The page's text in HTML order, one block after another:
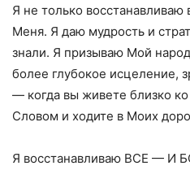
Я не только
Меня. Я даю мудрость и
знали. Я призываю Мой
более глубокое исцеление,
— когда вы живете близко
Словом и ходите в Моих
Я восстанавливаю ВСЕ — И